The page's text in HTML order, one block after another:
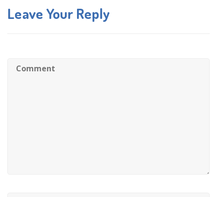
Leave Your Reply